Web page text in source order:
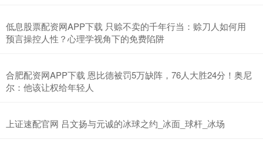
低息股票配资网APP下载 只赊不卖的千年行当：赊刀人如何用
预言操控人性？心理学视角下的免费陷阱
合肥配资网APP下载 恩比德被罚5万缺阵，76人大胜24分！奥尼
尔：他该让权给年轻人
上证速配官网 吕文扬与元诚的冰球之约_冰面_球杆_冰场